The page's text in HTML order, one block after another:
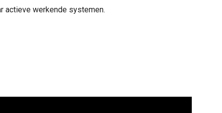
actieve werkende systemen.